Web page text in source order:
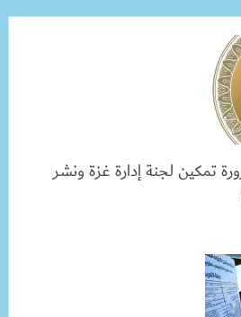
تمكين لجنة إدارة غزة ونشر